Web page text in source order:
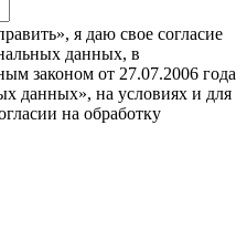
я даю свое согласие
данных, в
законом от 27.07.2006 года
данных», на условиях и для
на обработку